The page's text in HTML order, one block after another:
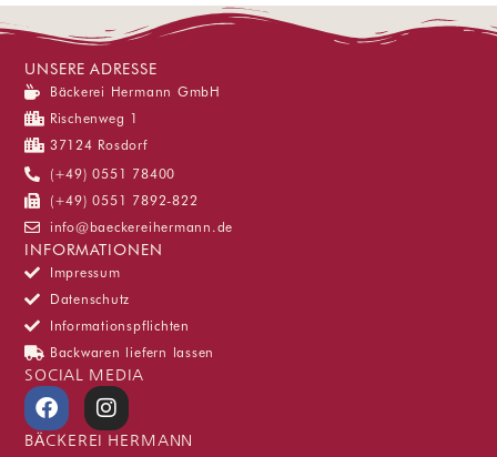
UNSERE ADRESSE
Bäckerei Hermann GmbH
Rischenweg 1
37124 Rosdorf
(+49) 0551 78400
(+49) 0551 7892-822
info@baeckereihermann.de
INFORMATIONEN
Impressum
Datenschutz
Informationspflichten
Backwaren liefern lassen
SOCIAL MEDIA
F
a
c
I
n
s
BÄCKEREI HERMANN